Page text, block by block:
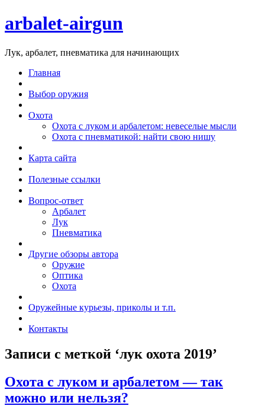
arbalet-airgun
Лук, арбалет, пневматика для начинающих
Главная
Выбор оружия
Охота
Охота с луком и арбалетом: невеселые мысли
Охота с пневматикой: найти свою нишу
Карта сайта
Полезные ссылки
Вопрос-ответ
Арбалет
Лук
Пневматика
Другие обзоры автора
Оружие
Оптика
Охота
Оружейные курьезы, приколы и т.п.
Контакты
Записи с меткой ‘лук охота 2019’
Охота с луком и арбалетом — так
можно или нельзя?